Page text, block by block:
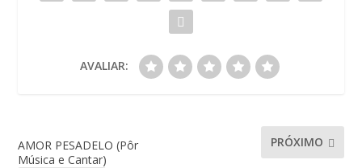
AVALIAR:
AMOR PESADELO (Pôr
Música e Cantar)
PRÓXIMO